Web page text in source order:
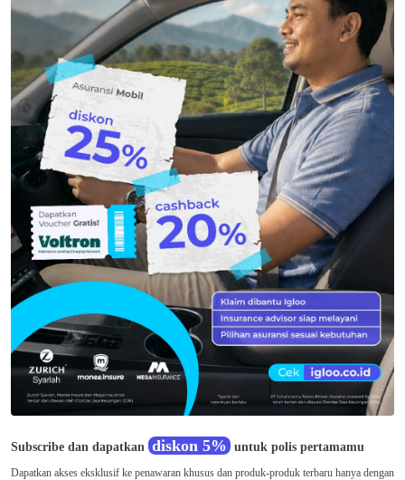
Subscribe dan dapatkan diskon 5% untuk polis pertamamu
Dapatkan akses eksklusif ke penawaran khusus dan produk-produk terbaru hanya dengan